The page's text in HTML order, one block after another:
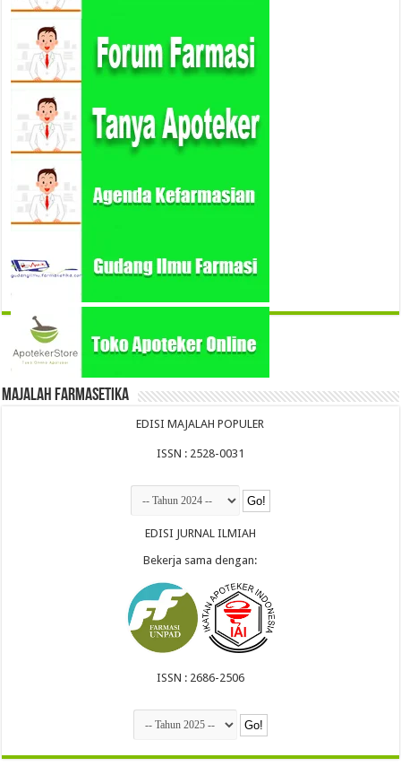
Majalah Farmasetika
EDISI MAJALAH POPULER
ISSN : 2528-0031
EDISI JURNAL ILMIAH
Bekerja sama dengan:
ISSN : 2686-2506